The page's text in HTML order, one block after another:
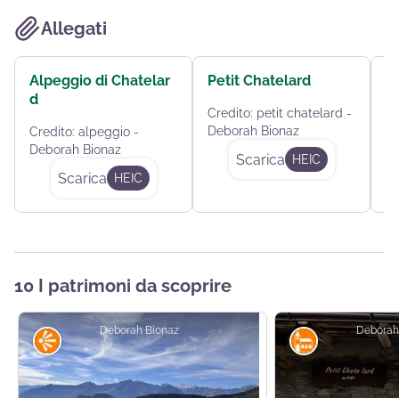
Allegati
Alpeggio di Chatelar
d
Credito: alpeggio -
Deborah Bionaz
Scarica HEIC
Petit Chatelard
Credito: petit chatelard -
Deborah Bionaz
Scarica HEIC
10 I patrimoni da scoprire
Deborah Bionaz